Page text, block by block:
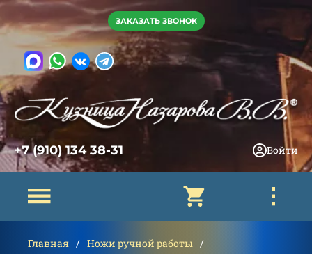
ЗАКАЗАТЬ ЗВОНОК
+7 (910) 134 38-31 Войти
Главная
Ножи ручной работы